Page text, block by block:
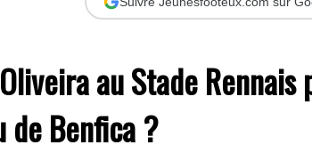
au Stade Rennais
de Benfica ?